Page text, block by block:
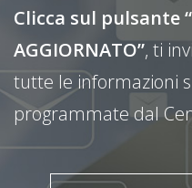
Clicca sul pulsante
AGGIORNATO”, ti
tutte le informazioni
programmate dal